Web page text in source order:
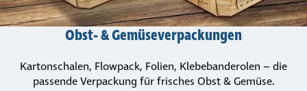
Obst- & Gemü­se­ver­pa­ckungen
Kartonschalen, Flowpack, Folien, Klebe­ban­de­rolen – die
passende Verpackung für frisches Obst & Gemüse.